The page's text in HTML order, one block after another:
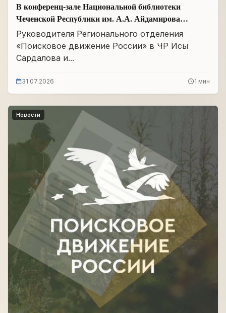
В конференц-зале Национальной библиотеки
Чеченской Республики им. А.А. Айдамирова
прошло заседание
Руководителя Регионального отделения
«Поисковое движение России» в ЧР Исы
Сардалова и...
31.07.2026 1 мин
Новости